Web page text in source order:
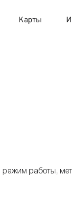
Карты
работы,